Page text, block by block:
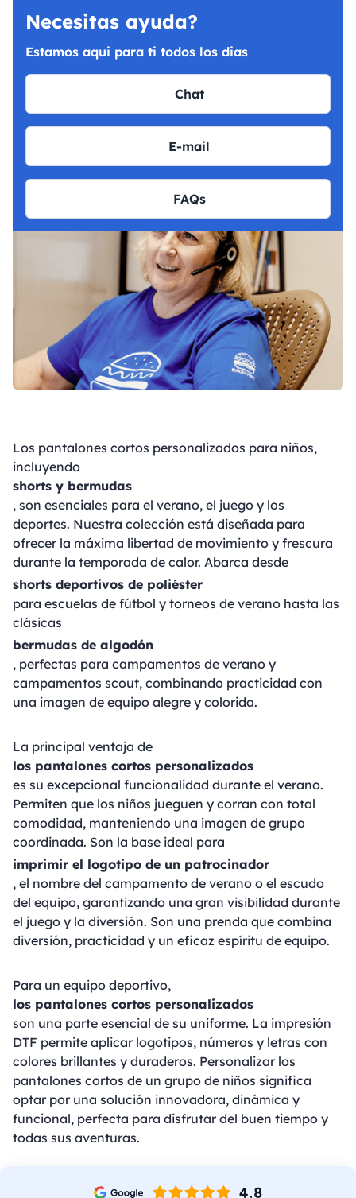
Necesitas ayuda?
Estamos aqui para ti todos los dias
Chat
E-mail
FAQs
Los pantalones cortos personalizados para niños,
incluyendo
shorts y bermudas
, son esenciales para el verano, el juego y los
deportes. Nuestra colección está diseñada para
ofrecer la máxima libertad de movimiento y frescura
durante la temporada de calor. Abarca desde
shorts deportivos de poliéster
para escuelas de fútbol y torneos de verano hasta las
clásicas
bermudas de algodón
, perfectas para campamentos de verano y
campamentos scout, combinando practicidad con
una imagen de equipo alegre y colorida.
La principal ventaja de
los pantalones cortos personalizados
es su excepcional funcionalidad durante el verano.
Permiten que los niños jueguen y corran con total
comodidad, manteniendo una imagen de grupo
coordinada. Son la base ideal para
imprimir el logotipo de un patrocinador
, el nombre del campamento de verano o el escudo
del equipo, garantizando una gran visibilidad durante
el juego y la diversión. Son una prenda que combina
diversión, practicidad y un eficaz espíritu de equipo.
Para un equipo deportivo,
los pantalones cortos personalizados
son una parte esencial de su uniforme. La impresión
DTF permite aplicar logotipos, números y letras con
colores brillantes y duraderos. Personalizar los
pantalones cortos de un grupo de niños significa
optar por una solución innovadora, dinámica y
funcional, perfecta para disfrutar del buen tiempo y
todas sus aventuras.